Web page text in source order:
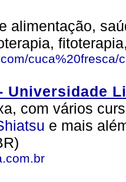
alimentação,
cuca%20fresca/
Universidade
com vários
e mais